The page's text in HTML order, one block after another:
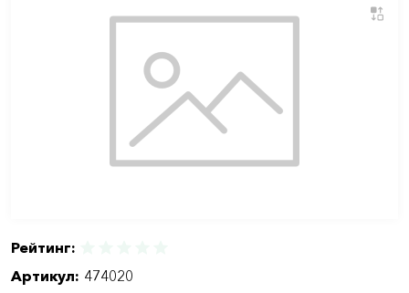
Рейтинг:
Артикул: 474020